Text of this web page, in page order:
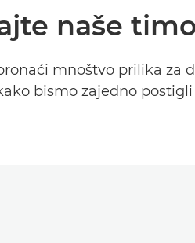
naše
mnoštvo prilika za
bismo zajedno postigli